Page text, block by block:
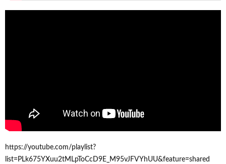
https://youtube.com/playlist?
list=PLk675YXuu2tMLpToCcD9E_M95vJFVYhUU&feature=shared